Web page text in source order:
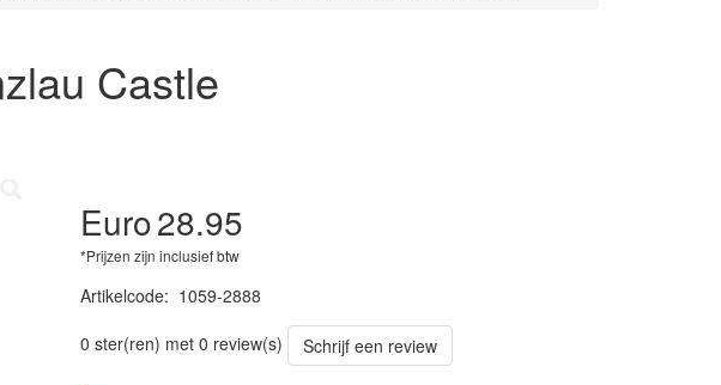
Castle
Euro28.95
*Prijzen zijn inclusief btw
Artikelcode: 1059-2888
0 ster(ren) met 0 review(s)
Schrijf een review